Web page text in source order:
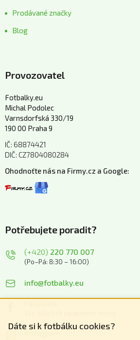
Dáte si k fotbálku cookies?
Prodávané značky
Blog
Provozovatel
Fotbalky.eu
Michal Podolec
Varnsdorfská 330/19
190 00 Praha 9
IČ: 68874421
DIČ: CZ7804080284
Ohodnoťte nás na Firmy.cz a Google:
Potřebujete poradit?
(+420) 220 770 007
(Po–Pá: 8:30 – 16:00)
info@fotbalky.eu